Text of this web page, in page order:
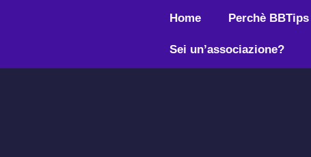
Home Perchè BBTips
Sei un’associazione?